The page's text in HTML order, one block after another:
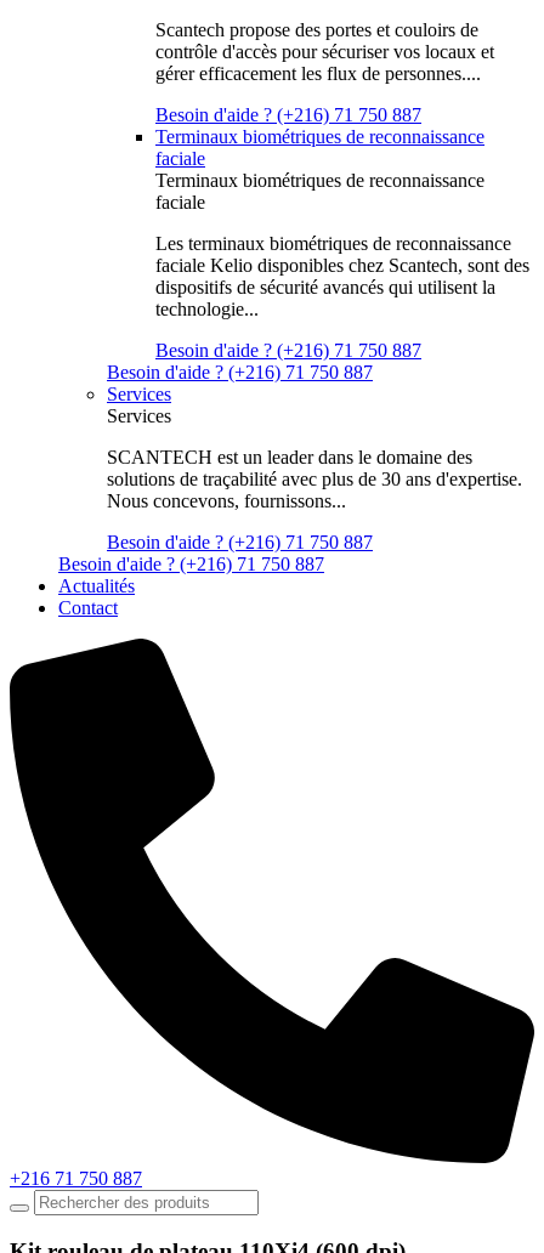
Scantech propose des portes et couloirs de
contrôle d'accès pour sécuriser vos locaux et
gérer efficacement les flux de personnes....
Besoin d'aide ? (+216) 71 750 887
Terminaux biométriques de reconnaissance
faciale
Terminaux biométriques de reconnaissance
faciale
Les terminaux biométriques de reconnaissance
faciale Kelio disponibles chez Scantech, sont des
dispositifs de sécurité avancés qui utilisent la
technologie...
Besoin d'aide ? (+216) 71 750 887
Besoin d'aide ? (+216) 71 750 887
Services
Services
SCANTECH est un leader dans le domaine des
solutions de traçabilité avec plus de 30 ans d'expertise.
Nous concevons, fournissons...
Besoin d'aide ? (+216) 71 750 887
Besoin d'aide ? (+216) 71 750 887
Actualités
Contact
+216 71 750 887